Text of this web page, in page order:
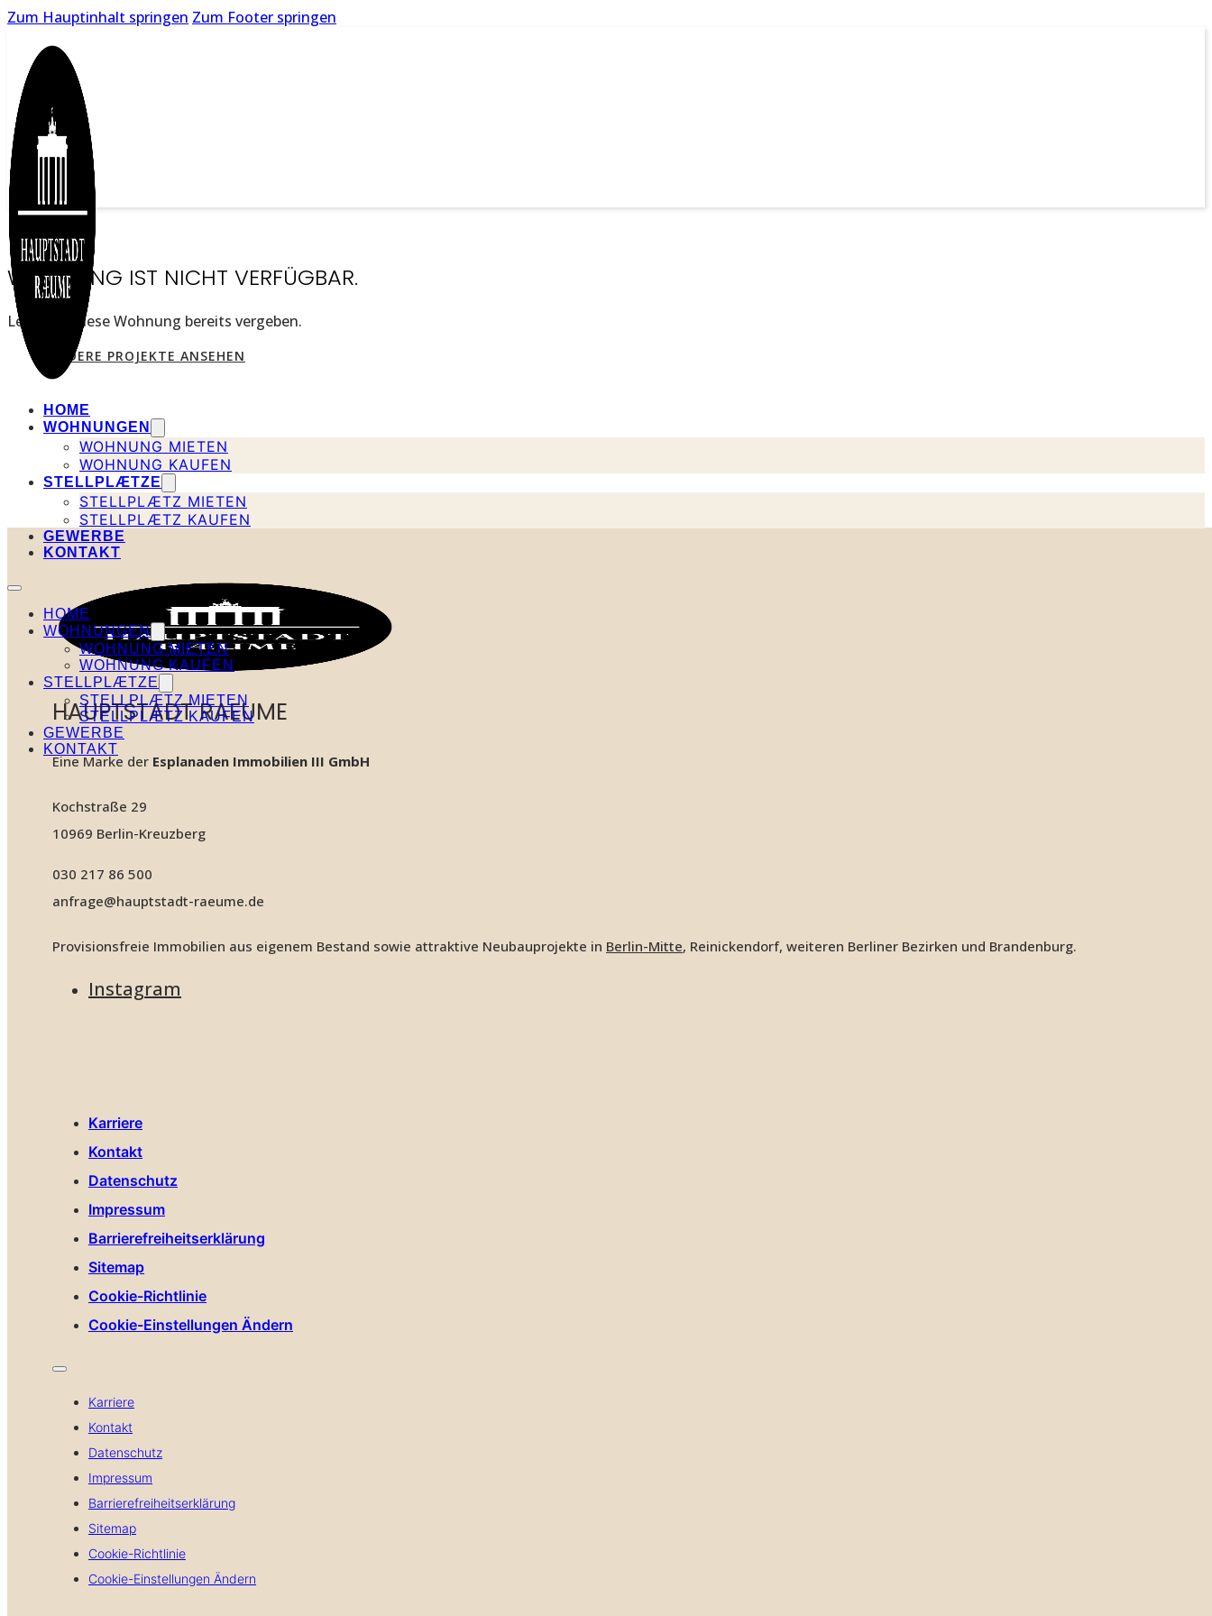
Zum Hauptinhalt springen Zum Footer springen
HOME
WOHNUNGEN
WOHNUNG MIETEN
WOHNUNG KAUFEN
STELLPLÆTZE
STELLPLÆTZ MIETEN
STELLPLÆTZ KAUFEN
GEWERBE
KONTAKT
HOME
WOHNUNGEN
WOHNUNG MIETEN
WOHNUNG KAUFEN
STELLPLÆTZE
STELLPLÆTZ MIETEN
STELLPLÆTZ KAUFEN
GEWERBE
KONTAKT
WOHNUNG IST NICHT VERFÜGBAR.
Leider ist diese Wohnung bereits vergeben.
ANDERE PROJEKTE ANSEHEN
HAUPTSTADT RAEUME
Eine Marke der Esplanaden Immobilien III GmbH
Kochstraße 29
10969 Berlin-Kreuzberg
030 217 86 500
anfrage@hauptstadt-raeume.de
Provisionsfreie Immobilien aus eigenem Bestand sowie attraktive Neubauprojekte in Berlin-Mitte, Reinickendorf, weiteren Berliner Bezirken und Brandenburg.
Instagram
Karriere
Kontakt
Datenschutz
Impressum
Barrierefreiheitserklärung
Sitemap
Cookie-Richtlinie
Cookie-Einstellungen Ändern
Karriere
Kontakt
Datenschutz
Impressum
Barrierefreiheitserklärung
Sitemap
Cookie-Richtlinie
Cookie-Einstellungen Ändern